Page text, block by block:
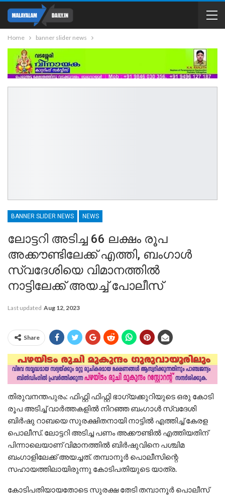
Home banner slider news
BANNER SLIDER NEWS NEWS
ലോട്ടറി അടിച്ച 66 ലക്ഷം രൂപ
അക്കൗണ്ടിലേക്ക് എത്തി, ബംഗാൾ
സ്വദേശിയെ വിമാനത്തിൽ
നാട്ടിലേക്ക് അയച്ച് പോലീസ്
Last updated Aug 12, 2023
Share
തിരുവനന്തപുരം: ഫിഫ്റ്റി ഫിഫ്റ്റി ഭാഗ്യക്കുറിയുടെ ഒരു കോടി
രൂപ അടിച്ച് വാർത്തകളിൽ നിറഞ്ഞ ബംഗാൾ സ്വദേശി
ബിർഷു റാബയെ സുരക്ഷിതനായി നാട്ടിൽ എത്തിച്ച് കേരള
പൊലീസ്. ലോട്ടറി അടിച്ച പണം അക്കൗണ്ടിൽ എത്തിയതിന്
പിന്നാലെയാണ് വിമാനത്തിൽ ബിർഷുവിനെ പശ്ചിമ
ബംഗാളിലേക്ക് അയച്ചത്. തമ്പാനൂർ പൊലീസിന്റെ
സഹായത്തിലായിരുന്നു കോടിപതിയുടെ യാത്ര.
കോടിപതിയായതോടെ സുരക്ഷ തേടി തമ്പാനൂർ പൊലീസ്